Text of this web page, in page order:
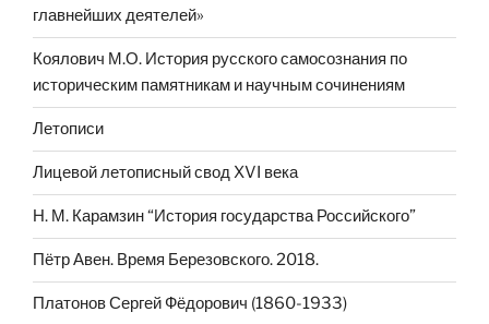
главнейших деятелей»
Коялович М.О. История русского самосознания по
историческим памятникам и научным сочинениям
Летописи
Лицевой летописный свод XVI века
Н. М. Карамзин “История государства Российского”
Пётр Авен. Время Березовского. 2018.
Платонов Сергей Фёдорович (1860-1933)